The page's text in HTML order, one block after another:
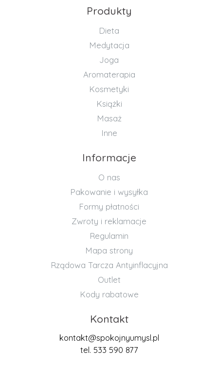
Produkty
Dieta
Medytacja
Joga
Aromaterapia
Kosmetyki
Książki
Masaż
Inne
Informacje
O nas
Pakowanie i wysyłka
Formy płatności
Zwroty i reklamacje
Regulamin
Mapa strony
Rządowa Tarcza Antyinflacyjna
Outlet
Kody rabatowe
Kontakt
kontakt@spokojnyumysl.pl
tel. 533 590 877